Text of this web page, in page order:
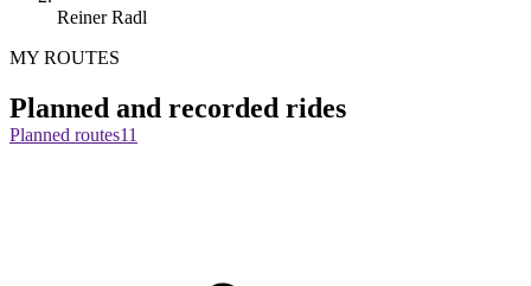
Reiner Radl
MY ROUTES
Planned and recorded rides
Planned routes11